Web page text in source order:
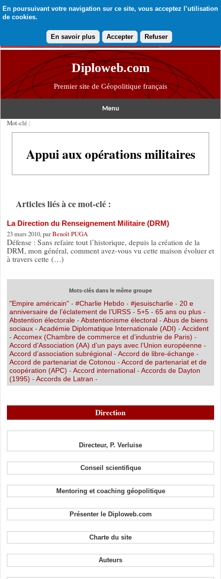
En poursuivant votre navigation sur ce site, vous acceptez l’utilisation
de cookies.
En savoir plus Accepter Refuser
Diploweb.com
Premier site de Géopolitique français
Menu
Mot-clé :
Appui aux opérations militaires
Articles liés à ce mot-clé :
La Direction du Renseignement Militaire (DRM)
23 mars 2010, parBenoît PUGA
Défense : Sans refaire tout l’historique, depuis la création de la
DRM, mon général, comment avez-vous vu cette maison évoluer et
à travers cette (…)
Mots-clés dans le même groupe
"Empire américain"- #Charlie Hebdo- #jesuischarlie- 20 e
anniversaire de l’éclatement de l’URSS- 5+5- 65 ans ou plus-
Abstention électorale- Abstentionisme électoral- Abus de biens
sociaux- Académie Diplomatique Internationale (ADI) - Accident
- Accomex (Chambre de commerce et d’industrie de Paris) -
Accord d’Association (AA) d’un pays avec l’Union européenne-
Accord d’association subrégional- Accord de libre-échange-
Accord de partenariat de Cotonou - Accord de partenariat et de
coopération (APC) - Accord international- Accords de Dayton
(1995) - Accords de Latran -
Direction
Directeur, P. Verluise
Conseil scientifique
Mentoring et coaching géopolitique
Présenter le Diploweb.com
Charte du site
Auteurs